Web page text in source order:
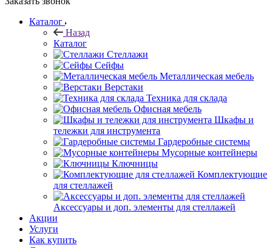
Каталог
Назад
Каталог
Стеллажи
Сейфы
Металлическая мебель
Верстаки
Техника для склада
Офисная мебель
Шкафы и
тележки для инструмента
Гардеробные системы
Мусорные контейнеры
Ключницы
Комплектующие
для стеллажей
Аксессуары и доп. элементы для стеллажей
Акции
Услуги
Как купить